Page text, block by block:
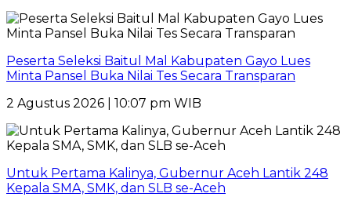
Peserta Seleksi Baitul Mal Kabupaten Gayo Lues
Minta Pansel Buka Nilai Tes Secara Transparan
2 Agustus 2026 | 10:07 pm WIB
Untuk Pertama Kalinya, Gubernur Aceh Lantik 248
Kepala SMA, SMK, dan SLB se-Aceh